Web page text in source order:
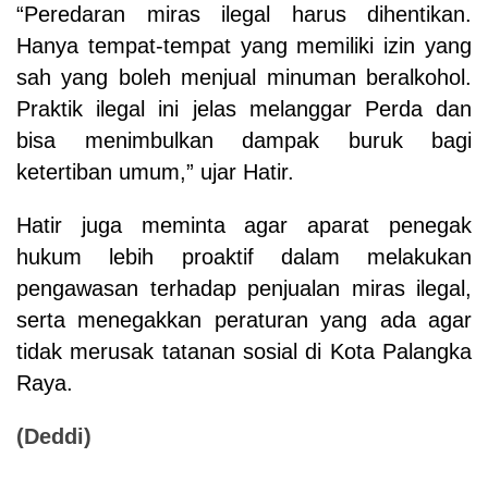
“Peredaran miras ilegal harus dihentikan.
Hanya tempat-tempat yang memiliki izin yang
sah yang boleh menjual minuman beralkohol.
Praktik ilegal ini jelas melanggar Perda dan
bisa menimbulkan dampak buruk bagi
ketertiban umum,” ujar Hatir.
Hatir juga meminta agar aparat penegak
hukum lebih proaktif dalam melakukan
pengawasan terhadap penjualan miras ilegal,
serta menegakkan peraturan yang ada agar
tidak merusak tatanan sosial di Kota Palangka
Raya.
(Deddi)